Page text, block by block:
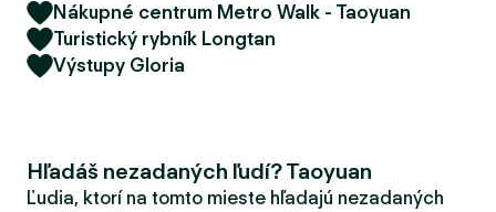
Nákupné centrum Metro Walk - Taoyuan
Turistický rybník Longtan
Výstupy Gloria
Hľadáš nezadaných ľudí? Taoyuan
Ľudia, ktorí na tomto mieste hľadajú nezadaných